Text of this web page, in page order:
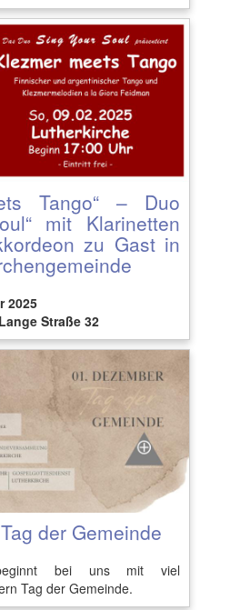
Tango“ – Duo
mit Klarinetten
zu Gast in
2025
Straße 32
der Gemeinde
bei uns mit viel
Tag der Gemeinde.